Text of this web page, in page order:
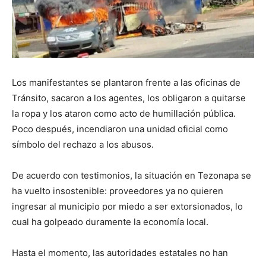
Los manifestantes se plantaron frente a las oficinas de
Tránsito, sacaron a los agentes, los obligaron a quitarse
la ropa y los ataron como acto de humillación pública.
Poco después, incendiaron una unidad oficial como
símbolo del rechazo a los abusos.
De acuerdo con testimonios, la situación en Tezonapa se
ha vuelto insostenible: proveedores ya no quieren
ingresar al municipio por miedo a ser extorsionados, lo
cual ha golpeado duramente la economía local.
Hasta el momento, las autoridades estatales no han